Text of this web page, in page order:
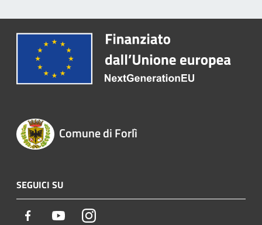
Comune di Forlì
SEGUICI SU
Facebook YoutubeInstagram